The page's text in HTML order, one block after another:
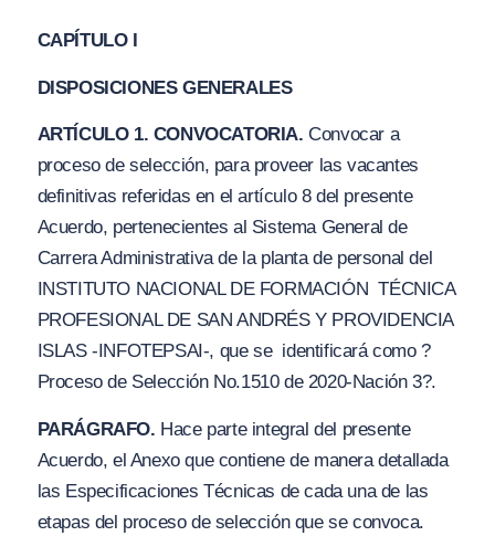
CAPÍTULO I
DISPOSICIONES GENERALES
ARTÍCULO 1. CONVOCATORIA.Convocar a
proceso de selección, para proveer las vacantes
definitivas referidas en el artículo 8 del presente
Acuerdo, pertenecientes al Sistema General de
Carrera Administrativa de la planta de personal del
INSTITUTO NACIONAL DE FORMACIÓN TÉCNICA
PROFESIONAL DE SAN ANDRÉS Y PROVIDENCIA
ISLAS -INFOTEPSAI-, que se identificará como ?
Proceso de Selección No.1510 de 2020-Nación 3?.
PARÁGRAFO. Hace parte integral del presente
Acuerdo, el Anexo que contiene de manera detallada
las Especificaciones Técnicas de cada una de las
etapas del proceso de selección que se convoca.